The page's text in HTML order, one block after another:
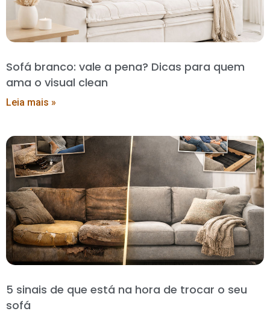
Sofá branco: vale a pena? Dicas para quem
ama o visual clean
Leia mais »
5 sinais de que está na hora de trocar o seu
sofá